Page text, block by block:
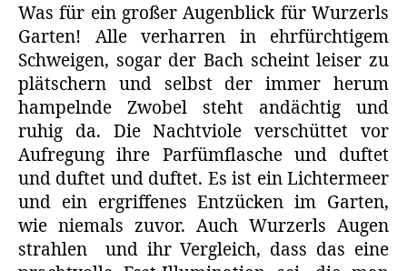
Was für ein großer Augenblick für Wurzerls
Garten! Alle verharren in ehrfürchtigem
Schweigen, sogar der Bach scheint leiser zu
plätschern und selbst der immer herum
hampelnde Zwobel steht andächtig und
ruhig da. Die Nachtviole verschüttet vor
Aufregung ihre Parfümflasche und duftet
und duftet und duftet. Es ist ein Lichtermeer
und ein ergriffenes Entzücken im Garten,
wie niemals zuvor. Auch Wurzerls Augen
strahlen und ihr Vergleich, dass das eine